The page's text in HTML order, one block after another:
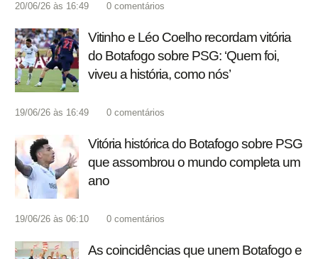
20/06/26 às 16:49 0 comentários
Vitinho e Léo Coelho recordam vitória
do Botafogo sobre PSG: ‘Quem foi,
viveu a história, como nós’
19/06/26 às 16:49 0 comentários
Vitória histórica do Botafogo sobre PSG
que assombrou o mundo completa um
ano
19/06/26 às 06:10 0 comentários
As coincidências que unem Botafogo e